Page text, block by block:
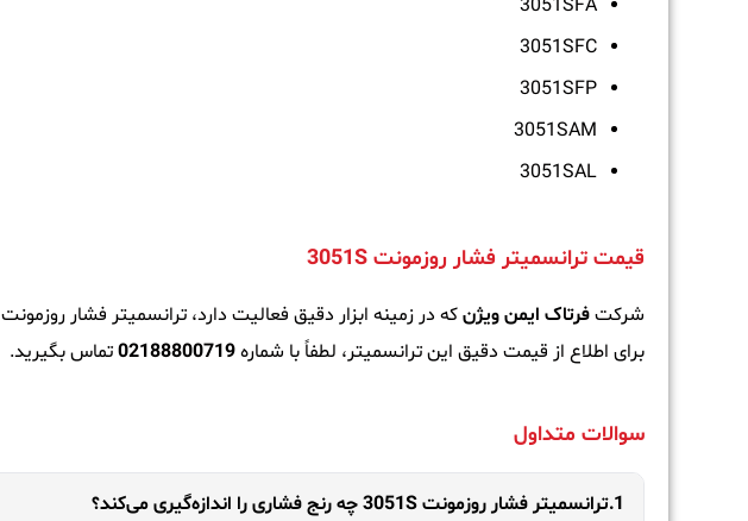
3051SFA
3051SFC
3051SFP
3051SAM
3051SAL
قیمت ترانسمیتر فشار روزمونت 3051S
شرکتفرتاک ایمن ویژنکه در زمینه ابزار دقیق فعالیت دارد، ترانسمیتر فشار روزمونت 3051S را عرضه می‌کند.
برای اطلاع از قیمت دقیق این ترانسمیتر، لطفاً با شماره02188800719تماس بگیرید.
سوالات متداول
1.ترانسمیتر فشار روزمونت 3051S چه رنج فشاری را اندازه‌گیری می‌کند؟